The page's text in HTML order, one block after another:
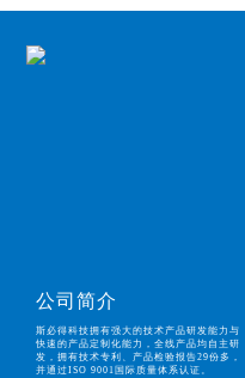
公司简介
斯必得科技拥有强大的技术产品研发能力与
快速的产品定制化能力，全线产品均自主研
发，拥有技术专利、产品检验报告29份多，
并通过ISO 9001国际质量体系认证。